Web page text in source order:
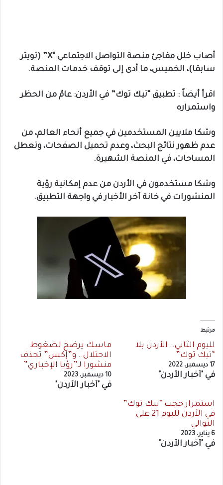
أصاب خلل مفاجئ منصة التواصل الاجتماعي “X” (تويتر
سابقا)، الخميس، ما أدى إلى توقف خدمات المنصة.
اقرأ أيضاً : تطبيق “تيك توك” في الأردن: عامٌ من الحظر
واستمراره
وشكا ملايين المستخدمين في جميع أنحاء العالم، من
عدم ظهور نتائج البحث، وعدم تحميل الصفحات، وتعطل
المساحات، في المنصة الشهيرة.
وشكا مستخدمون في الأردن من عدم إمكانية رؤية
المنشورات في خانة آخر الأخبار في واجهة التطبيق.
مرتبط
لليوم الثاني.. الأردن بلا
“تيك توك”
17 ديسمبر، 2022
في "أخبار الأردن"
ماسك يرضخ لضغوط
الاحتلال.. و”إكس” تحذف
منشورا لـ”رؤيا الإخباري”
10 ديسمبر، 2023
في "أخبار الأردن"
استمرار حجب “تيك توك”
في الأردن لليوم 21 على
التوالي
6 يناير، 2023
في "أخبار الأردن"